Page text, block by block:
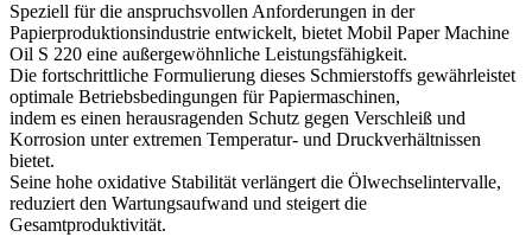
Speziell für die anspruchsvollen Anforderungen in der
Papierproduktionsindustrie entwickelt, bietet Mobil Paper Machine
Oil S 220 eine außergewöhnliche Leistungsfähigkeit.
Die fortschrittliche Formulierung dieses Schmierstoffs gewährleistet
optimale Betriebsbedingungen für Papiermaschinen,
indem es einen herausragenden Schutz gegen Verschleiß und
Korrosion unter extremen Temperatur- und Druckverhältnissen
bietet.
Seine hohe oxidative Stabilität verlängert die Ölwechselintervalle,
reduziert den Wartungsaufwand und steigert die
Gesamtproduktivität.